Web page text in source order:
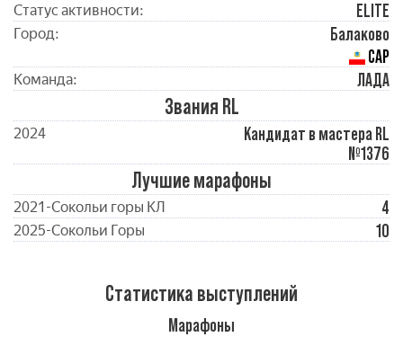
Статус активности: ELITE
Город:
Балаково
САР
Команда: ЛАДА
Звания RL
2024
Кандидат в мастера RL
№1376
Лучшие марафоны
2021-Сокольи горы КЛ 4
2025-Сокольи Горы 10
Статистика выступлений
Марафоны